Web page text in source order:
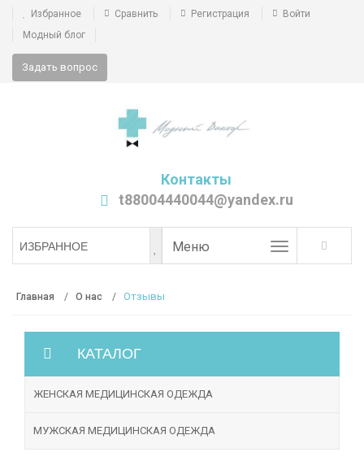
Избранное Сравнить Регистрация
Войти
Модный блог
Задать вопрос
Контакты
t88004440044@yandex.ru
ИЗБРАННОЕ Меню
Главная О нас Отзывы
КАТАЛОГ
ЖЕНСКАЯ МЕДИЦИНСКАЯ ОДЕЖДА
МУЖСКАЯ МЕДИЦИНСКАЯ ОДЕЖДА